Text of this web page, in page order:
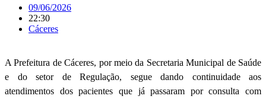
09/06/2026
22:30
Cáceres
A Prefeitura de Cáceres, por meio da Secretaria Municipal de Saúde
e do setor de Regulação, segue dando continuidade aos
atendimentos dos pacientes que já passaram por consulta com